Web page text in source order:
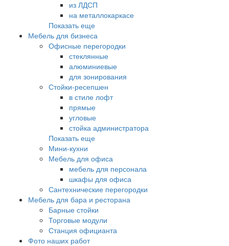
из ЛДСП
на металлокаркасе
Показать еще
Мебель для бизнеса
Офисные перегородки
стеклянные
алюминиевые
для зонирования
Стойки-ресепшен
в стиле лофт
прямые
угловые
стойка администратора
Показать еще
Мини-кухни
Мебель для офиса
мебель для персонала
шкафы для офиса
Сантехнические перегородки
Мебель для бара и ресторана
Барные стойки
Торговые модули
Станция официанта
Фото наших работ